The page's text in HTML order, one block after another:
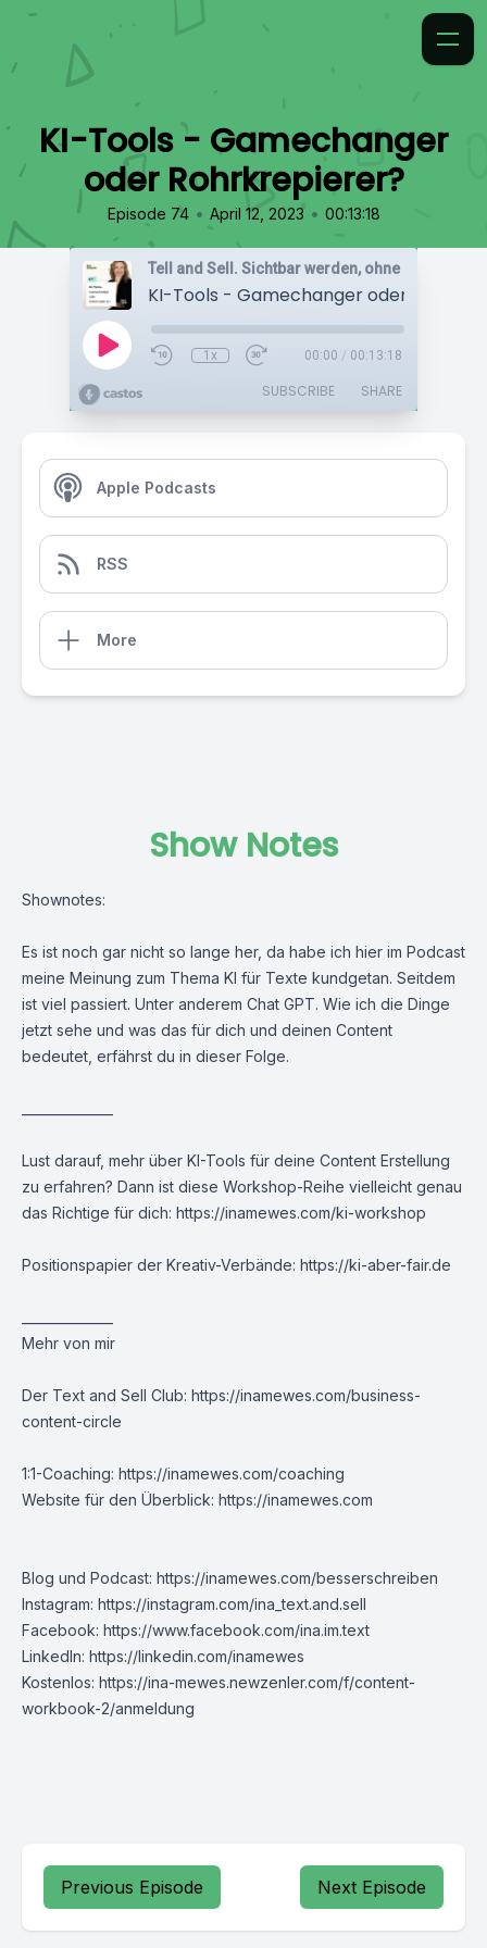
KI-Tools - Gamechanger
oder Rohrkrepierer?
Episode 74 • April 12, 2023 • 00:13:18
1x 00:00 / 00:13:18
SUBSCRIBE SHARE
Apple Podcasts
RSS
More
Show Notes
Shownotes:
Es ist noch gar nicht so lange her, da habe ich hier im Podcast
meine Meinung zum Thema KI für Texte kundgetan. Seitdem
ist viel passiert. Unter anderem Chat GPT. Wie ich die Dinge
jetzt sehe und was das für dich und deinen Content
bedeutet, erfährst du in dieser Folge.
Lust darauf, mehr über KI-Tools für deine Content Erstellung
zu erfahren? Dann ist diese Workshop-Reihe vielleicht genau
das Richtige für dich: https://inamewes.com/ki-workshop
Positionspapier der Kreativ-Verbände: https://ki-aber-fair.de
Mehr von mir
Der Text and Sell Club: https://inamewes.com/business-
content-circle
1:1-Coaching: https://inamewes.com/coaching
Website für den Überblick: https://inamewes.com
Blog und Podcast: https://inamewes.com/besserschreiben
Instagram: https://instagram.com/ina_text.and.sell
Facebook: https://www.facebook.com/ina.im.text
LinkedIn: https://linkedin.com/inamewes
Kostenlos: https://ina-mewes.newzenler.com/f/content-
workbook-2/anmeldung
Previous Episode Next Episode